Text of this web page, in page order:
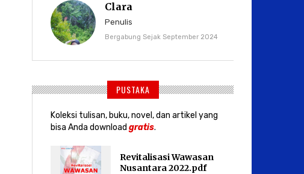
Clara
Penulis
Bergabung Sejak September 2024
PUSTAKA
Koleksi tulisan, buku, novel, dan artikel yang
bisa Anda download gratis.
Revitalisasi Wawasan
Nusantara 2022.pdf